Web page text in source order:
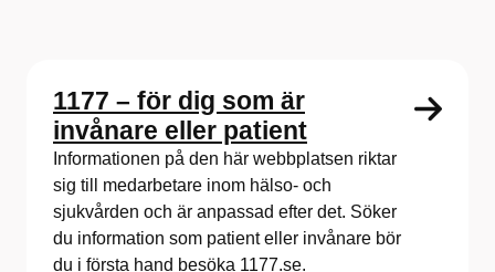
1177 – för dig som är
invånare eller patient
Informationen på den här webbplatsen riktar
sig till medarbetare inom hälso- och
sjukvården och är anpassad efter det. Söker
du information som patient eller invånare bör
du i första hand besöka 1177.se.